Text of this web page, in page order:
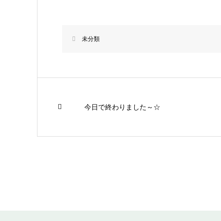
未分類
今日で終わりました～☆